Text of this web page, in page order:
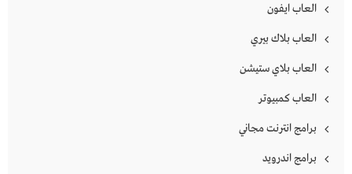
العاب ايفون
العاب بلاك بيري
العاب بلاي ستيشن
العاب كمبيوتر
برامج انترنت مجاني
برامج اندرويد